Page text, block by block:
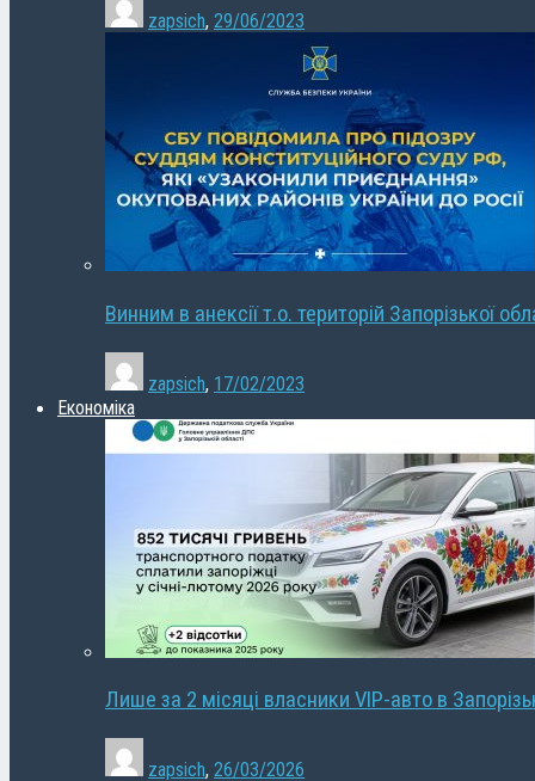
zapsich, 29/06/2023
Винним в анексії т.о. територій Запорізької
zapsich, 17/02/2023
Економіка
Лише за 2 місяці власники VIP-авто в
zapsich, 26/03/2026